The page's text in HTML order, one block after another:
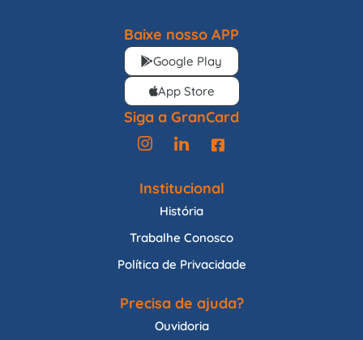
Baixe nosso APP
Google Play
App Store
Siga a GranCard
Institucional
História
Trabalhe Conosco
Política de Privacidade
Precisa de ajuda?
Ouvidoria